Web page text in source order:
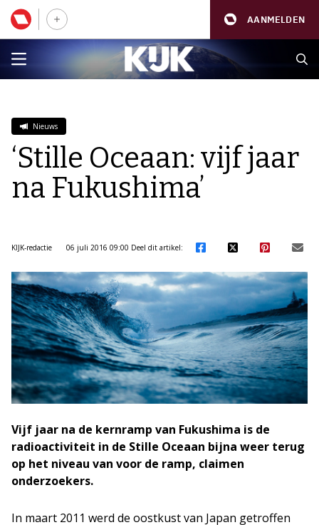
AANMELDEN
Nieuws
‘Stille Oceaan: vijf jaar
na Fukushima’
KIJK-redactie 06 juli 2016 09:00 Deel dit artikel:
Vijf jaar na de kernramp van Fukushima is de
radioactiviteit in de Stille Oceaan bijna weer terug
op het niveau van voor de ramp, claimen
onderzoekers.
In maart 2011 werd de oostkust van Japan getroffen